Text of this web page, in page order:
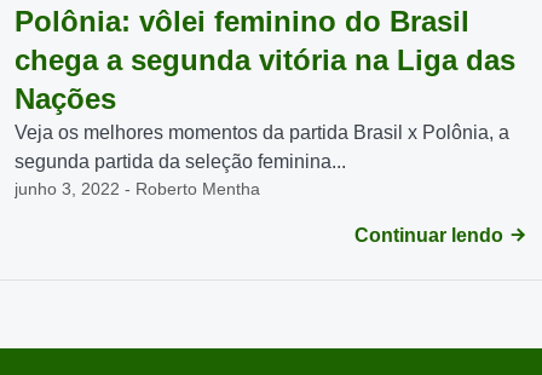
Polônia: vôlei feminino do Brasil
chega a segunda vitória na Liga das
Nações
Veja os melhores momentos da partida Brasil x Polônia, a
segunda partida da seleção feminina...
junho 3, 2022 - Roberto Mentha
Continuar lendo